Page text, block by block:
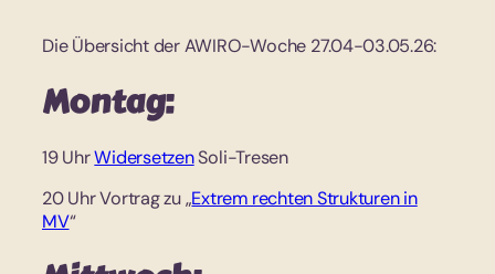
Die Übersicht der AWIRO-Woche 27.04-03.05.26:
Montag:
19 UhrWidersetzenSoli-Tresen
20 Uhr Vortrag zu „Extrem rechten Strukturen in
MV“